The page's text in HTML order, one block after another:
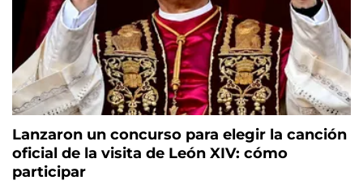
Lanzaron un concurso para elegir la canción
oficial de la visita de León XIV: cómo
participar